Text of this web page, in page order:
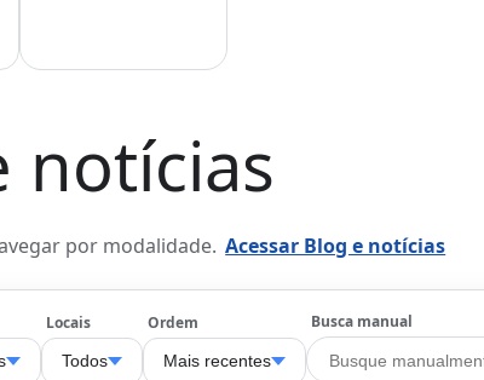
notícias
por modalidade. Acessar Blog e notícias
Locais
Todos
Ordem
Mais recentes
Busca manual